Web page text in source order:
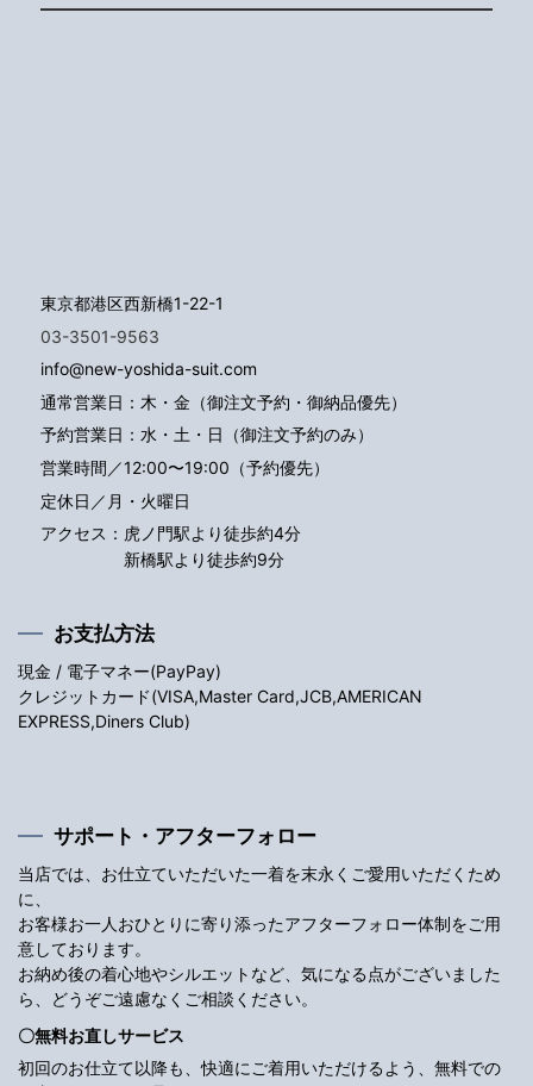
東京都港区西新橋1-22-1
03-3501-9563
info@new-yoshida-suit.com
通常営業日：木・金（御注文予約・御納品優先）
予約営業日：水・土・日（御注文予約のみ）
営業時間／12:00〜19:00（予約優先）
定休日／月・火曜日
アクセス： 虎ノ門駅より徒歩約4分
新橋駅より徒歩約9分
お支払方法
現金 / 電子マネー(PayPay)
クレジットカード(VISA,Master Card,JCB,AMERICAN
EXPRESS,Diners Club)
サポート・アフターフォロー
当店では、お仕立ていただいた一着を末永くご愛用いただくため
に、
お客様お一人おひとりに寄り添ったアフターフォロー体制をご用
意しております。
お納め後の着心地やシルエットなど、気になる点がございました
ら、どうぞご遠慮なくご相談ください。
〇無料お直しサービス
初回のお仕立て以降も、快適にご着用いただけるよう、無料での